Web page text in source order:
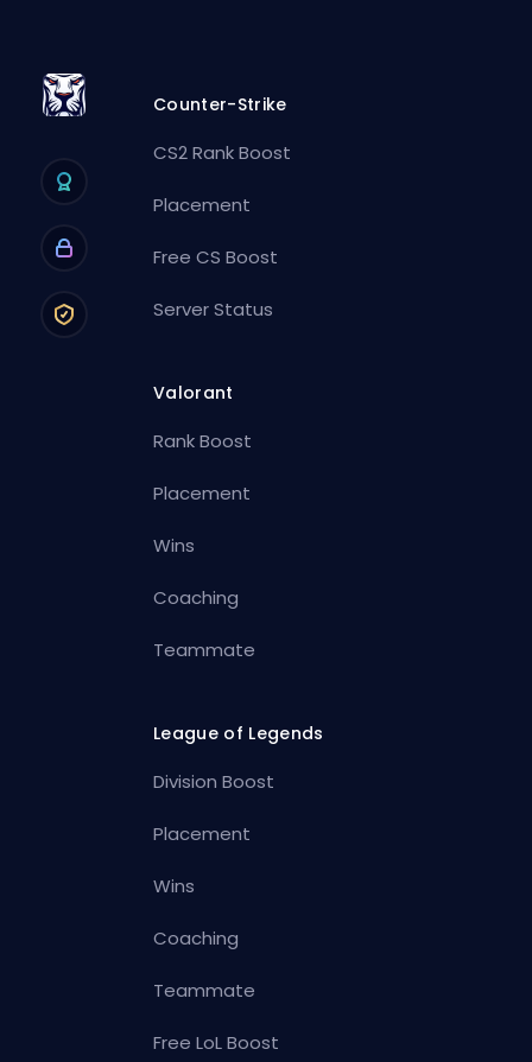
Counter-Strike
CS2 Rank Boost
Placement
Free CS Boost
Server Status
Valorant
Rank Boost
Placement
Wins
Coaching
Teammate
League of Legends
Division Boost
Placement
Wins
Coaching
Teammate
Free LoL Boost